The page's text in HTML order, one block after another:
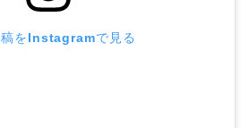
稿をInstagramで見る